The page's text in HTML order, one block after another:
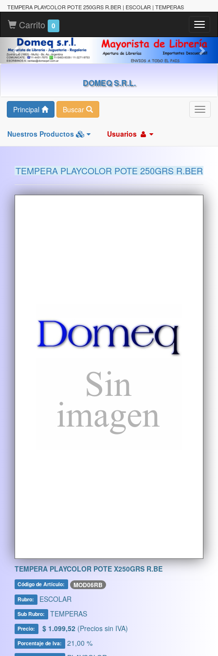
TEMPERA PLAYCOLOR POTE 250GRS R.BER | ESCOLAR | TEMPERAS
Carrito 0
DOMEQ S.R.L.
Principal Buscar
Nuestros Productos Usuarios
TEMPERA PLAYCOLOR POTE 250GRS R.BER
TEMPERA PLAYCOLOR POTE X250GRS R.BE
Código de Artículo: MOD06RB
Rubro: ESCOLAR
Sub Rubro: TEMPERAS
Precio: $ 1.099,52 (Precios sin IVA)
Porcentaje de Iva: 21,00 %